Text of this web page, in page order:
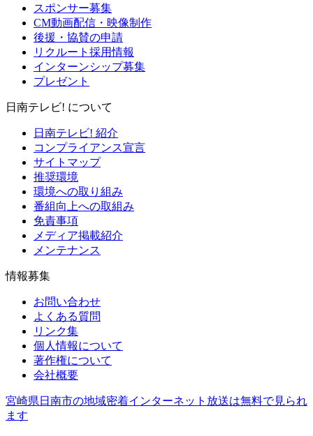
スポンサー募集
CM動画配信・映像制作
後援・協賛の申請
リクルート採用情報
インターンシップ募集
プレゼント
日南テレビ! について
日南テレビ! 紹介
コンプライアンス宣言
サイトマップ
推奨環境
環境への取り組み
番組向上への取組み
免責事項
メディア掲載紹介
メンテナンス
情報募集
お問い合わせ
よくある質問
リンク集
個人情報について
著作権について
会社概要
宮崎県日南市の地域密着インターネット放送は無料で見られ
ます